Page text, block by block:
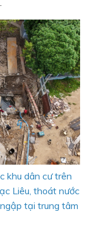
khu dân cư trên
Liêu, thoát nước
tại trung tâm